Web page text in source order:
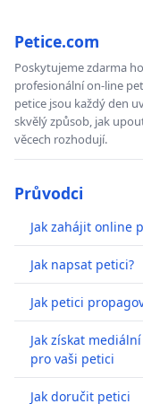
Petice.com
Poskytujeme zdarma
profesionální on-line
petice jsou každý den
skvělý způsob, jak
věcech rozhodují.
Průvodci
Jak zahájit online
Jak napsat petici?
Jak petici
Jak získat
pro vaši petici
Jak doručit petici